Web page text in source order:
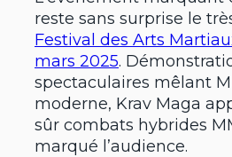
reste sans surprise le
Festival des Arts
mars 2025.
spectaculaires mêlant
moderne, Krav Maga
sûr combats hybrides
marqué l’audience.